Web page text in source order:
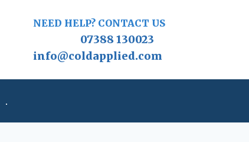
NEED HELP? CONTACT US
07388 130023
info@coldapplied.com
.